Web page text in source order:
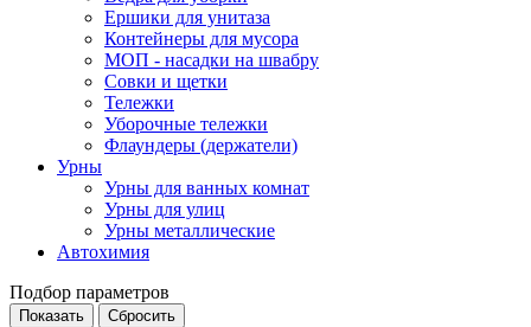
Ершики для унитаза
Контейнеры для мусора
МОП - насадки на швабру
Совки и щетки
Тележки
Уборочные тележки
Флаундеры (держатели)
Урны
Урны для ванных комнат
Урны для улиц
Урны металлические
Автохимия
Подбор параметров